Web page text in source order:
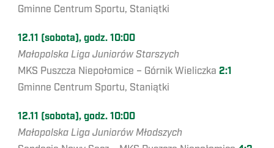
Gminne Centrum Sportu, Staniątki
12.11 (sobota), godz. 10:00
Małopolska Liga Juniorów Starszych
MKS Puszcza Niepołomice – Górnik Wieliczka 2:1
Gminne Centrum Sportu, Staniątki
12.11 (sobota), godz. 10:00
Małopolska Liga Juniorów Młodszych